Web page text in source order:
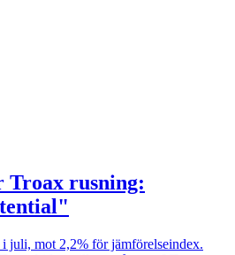
Troax rusning:
juli, mot 2,2% för jämförelseindex.